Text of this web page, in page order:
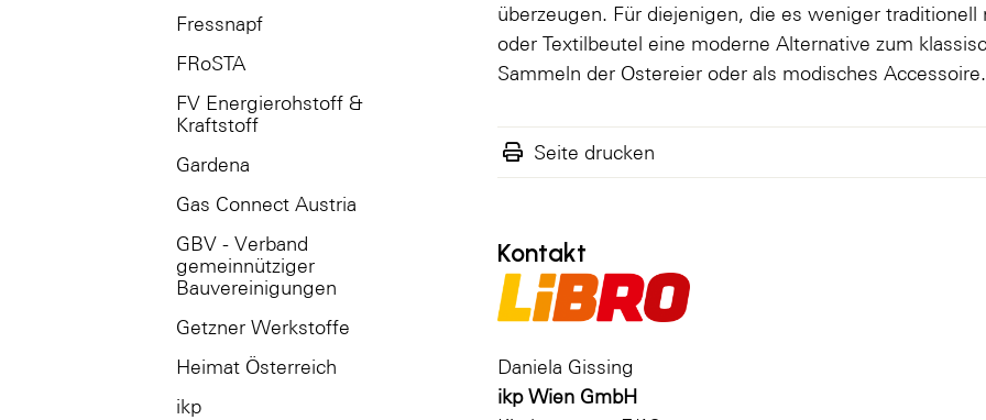
Fressnapf
FRoSTA
FV Energierohstoff &
Kraftstoff
Gardena
Gas Connect Austria
GBV - Verband
gemeinnütziger
Bauvereinigungen
Getzner Werkstoffe
Heimat Österreich
ikp
überzeugen. Für diejenigen, die es weniger
oder Textilbeutel eine moderne Alternative zum
Sammeln der Ostereier oder als modisches Accessoire.
Seite drucken
Kontakt
Daniela Gissing
ikp Wien GmbH